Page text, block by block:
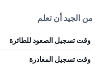
من الجيد أن تعلم
وقت تسجيل الصعود للطائرة
وقت تسجيل المغادرة